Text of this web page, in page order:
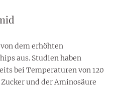
dem erhöhten
aus. Studien haben
bei Temperaturen von 120
und der Aminosäure